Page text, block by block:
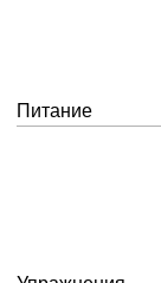
Питание